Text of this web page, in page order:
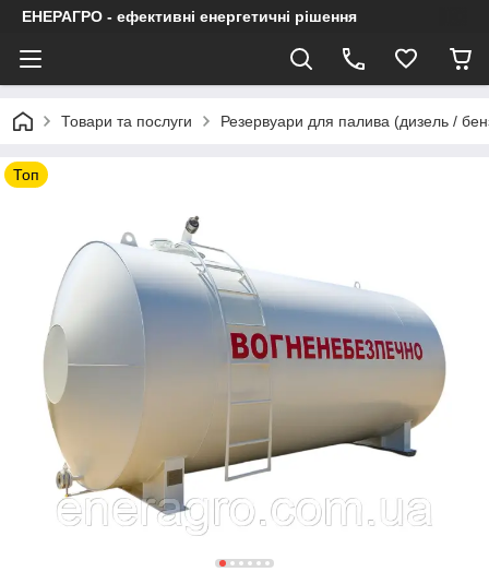
ЕНЕРАГРО - ефективні енергетичні рішення
Товари та послуги Резервуари для палива (дизель /
Топ